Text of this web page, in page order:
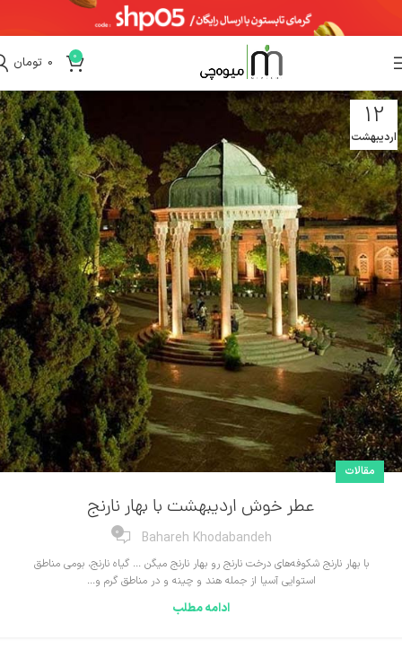
0 تومان 0
12
اردیبهشت
مقالات
عطر خوش اردیبهشت با بهار نارنج
Bahareh Khodabandeh
0
با بهار نارنج شکوفه‌های درخت نارنج رو بهار نارنج میگن ... گیاه نارنج، بومی مناطق
استوایی آسیا از جمله هند و چینه و در مناطق گرم و...
ادامه مطلب